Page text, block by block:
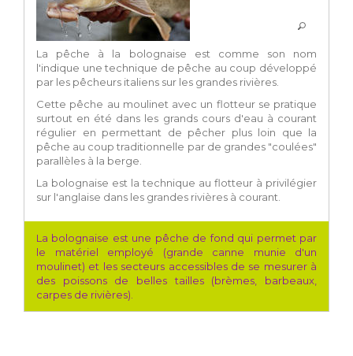
La pêche à la bolognaise est comme son nom
l'indique une technique de pêche au coup développé
par les pêcheurs italiens sur les grandes rivières.
Cette pêche au moulinet avec un flotteur se pratique
surtout en été dans les grands cours d'eau à courant
régulier en permettant de pêcher plus loin que la
pêche au coup traditionnelle par de grandes "coulées"
parallèles à la berge.
La bolognaise est la technique au flotteur à privilégier
sur l'anglaise dans les grandes rivières à courant.
La bolognaise est une pêche de fond qui permet par
le matériel employé (grande canne munie d'un
moulinet) et les secteurs accessibles de se mesurer à
des poissons de belles tailles (brèmes, barbeaux,
carpes de rivières).